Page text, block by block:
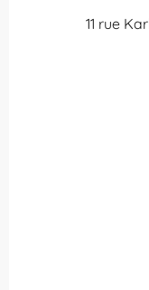
11 rue